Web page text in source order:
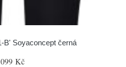
B' Soyaconcept černá
Kč